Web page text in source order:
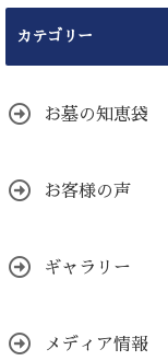
カテゴリー
お墓の知恵袋
お客様の声
ギャラリー
メディア情報